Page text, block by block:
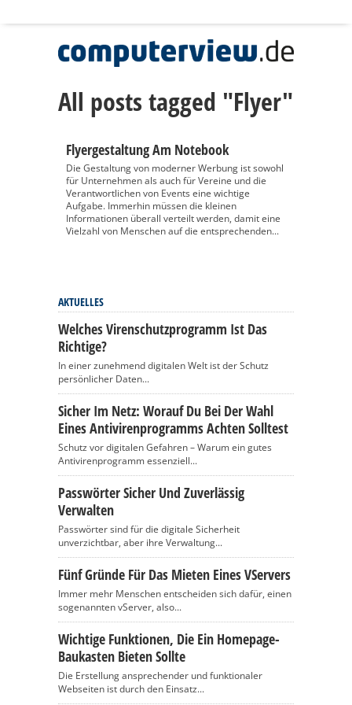
All posts tagged "Flyer"
Flyergestaltung Am Notebook
Die Gestaltung von moderner Werbung ist sowohl
für Unternehmen als auch für Vereine und die
Verantwortlichen von Events eine wichtige
Aufgabe. Immerhin müssen die kleinen
Informationen überall verteilt werden, damit eine
Vielzahl von Menschen auf die entsprechenden...
AKTUELLES
Welches Virenschutzprogramm Ist Das
Richtige?
In einer zunehmend digitalen Welt ist der Schutz
persönlicher Daten...
Sicher Im Netz: Worauf Du Bei Der Wahl
Eines Antivirenprogramms Achten Solltest
Schutz vor digitalen Gefahren – Warum ein gutes
Antivirenprogramm essenziell...
Passwörter Sicher Und Zuverlässig
Verwalten
Passwörter sind für die digitale Sicherheit
unverzichtbar, aber ihre Verwaltung...
Fünf Gründe Für Das Mieten Eines VServers
Immer mehr Menschen entscheiden sich dafür, einen
sogenannten vServer, also...
Wichtige Funktionen, Die Ein Homepage-
Baukasten Bieten Sollte
Die Erstellung ansprechender und funktionaler
Webseiten ist durch den Einsatz...